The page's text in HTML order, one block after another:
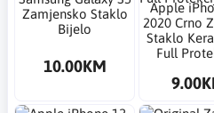
Zamjensko Staklo
Bijelo
10.00KM
Apple
2020 Crno
Staklo
Full